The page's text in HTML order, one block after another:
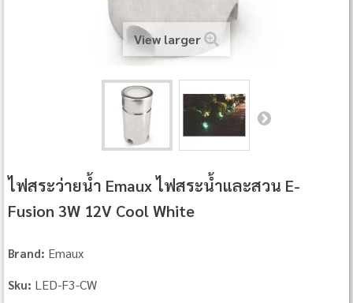
View larger
ไฟสระว่ายน้ำ Emaux ไฟสระน้ำและสวน E-
Fusion 3W 12V Cool White
Brand: Emaux
Sku: LED‐F3‐CW